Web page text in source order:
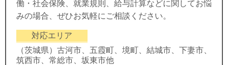
働・社会保険、就業規則、給与計算などに関してお悩
みの場合、ぜひお気軽にご相談ください。
対応エリア
（茨城県）古河市、五霞町、境町、結城市、下妻市、
筑西市、常総市、坂東市他